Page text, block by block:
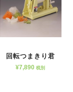
回転つまきり君
¥7,890 税別